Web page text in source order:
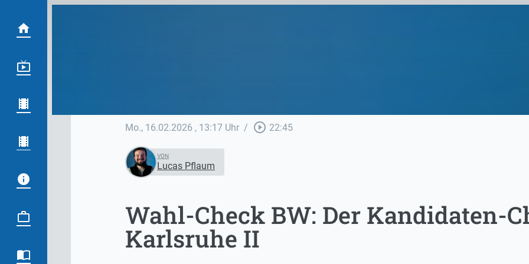
Mo., 16.02.2026 , 13:17 Uhr / play_circle_outline 22:45
VON
Lucas Pflaum
Wahl-Check BW: Der Kandidaten-
Karlsruhe II